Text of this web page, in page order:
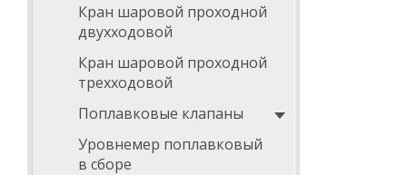
Кран шаровой проходной
двухходовой
Кран шаровой проходной
трехходовой
Поплавковые клапаны
Уровнемер поплавковый
в сборе